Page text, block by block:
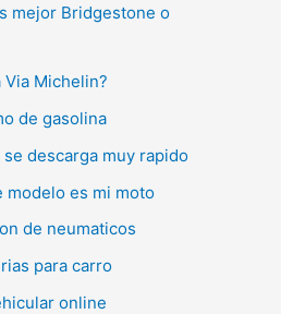
mejor Bridgestone o
Michelin?
de gasolina
descarga muy rapido
modelo es mi moto
de neumaticos
para carro
online